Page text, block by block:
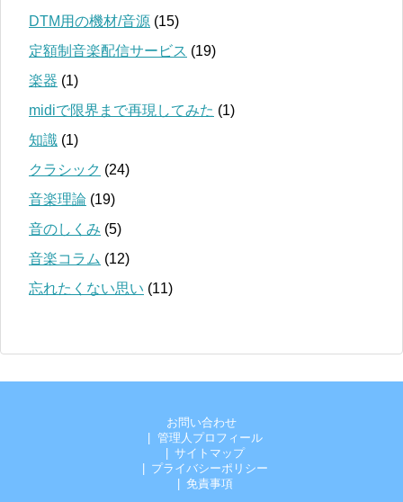
DTM用の機材/音源 (15)
定額制音楽配信サービス (19)
楽器 (1)
midiで限界まで再現してみた (1)
知識 (1)
クラシック (24)
音楽理論 (19)
音のしくみ (5)
音楽コラム (12)
忘れたくない思い (11)
お問い合わせ
管理人プロフィール
サイトマップ
プライバシーポリシー
免責事項